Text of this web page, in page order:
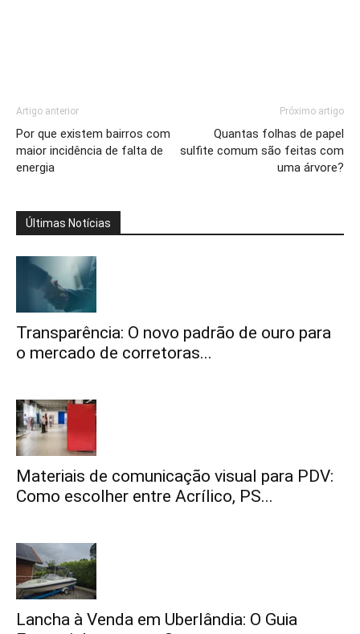
Artigo anterior
Por que existem bairros com
maior incidência de falta de
energia
Próximo artigo
Quantas folhas de papel
sulfite comum são feitas com
uma árvore?
Últimas Notícias
Transparência: O novo padrão de ouro para
o mercado de corretoras...
Materiais de comunicação visual para PDV:
Como escolher entre Acrílico, PS...
Lancha à Venda em Uberlândia: O Guia